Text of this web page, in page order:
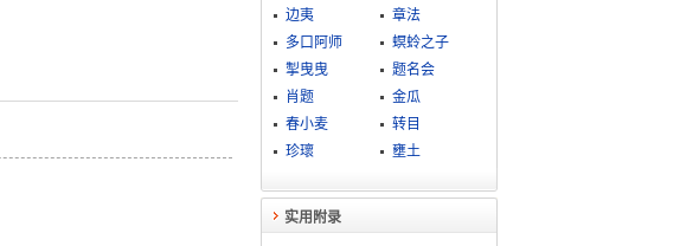
边夷
章法
多口阿师
螟蛉之子
掣曳曳
题名会
肖题
金瓜
春小麦
转目
珍瓌
壅土
实用附录